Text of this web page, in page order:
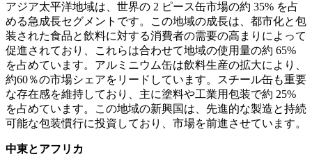
アジア太平洋地域は、世界の 2 ピース缶市場の約 35% を占
める急成長セグメントです。この地域の成長は、都市化と包
装された食品と飲料に対する消費者の需要の高まりによって
促進されており、これらは合わせて地域の使用量の約 65%
を占めています。アルミニウム缶は飲料生産の拡大により、
約60％の市場シェアをリードしています。スチール缶も重要
な存在感を維持しており、主に塗料や工業用包装で約 25%
を占めています。この地域の新興国は、先進的な製造と持続
可能な包装慣行に投資しており、市場を前進させています。
中東とアフリカ